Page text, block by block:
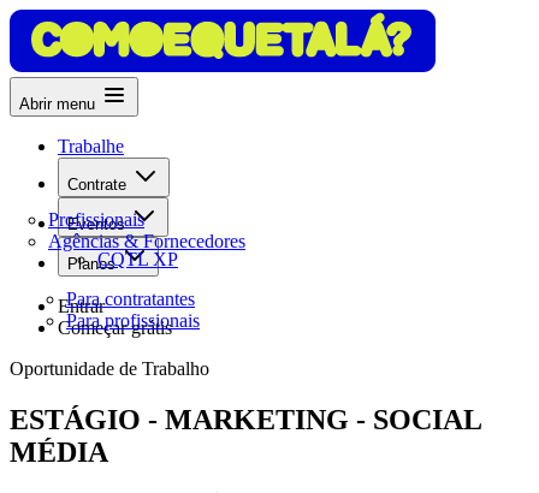
Abrir menu
Trabalhe
Contrate
Profissionais
Agências & Fornecedores
Eventos
CQTL XP
Planos
Para contratantes
Para profissionais
Entrar
Começar grátis
Oportunidade de Trabalho
ESTÁGIO - MARKETING - SOCIAL
MÉDIA